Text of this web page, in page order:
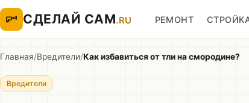
СДЕЛАЙ САМ.RU РЕМОНТ
Главная/Вредители/Как избавиться от тли на смородине?
Вредители